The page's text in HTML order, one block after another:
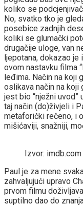
koliko se
No, svatko tko je
posebice zadnjih
koliki se glumački
drugačije uloge, van
ljepotana, dokazao je
ovom nastavku filma
leđima. Način na koji
oslikava način na koji
jest bio “nježni
taj način (do)živjeli i
metaforički rečeno, i
mišićaviji, snažniji,
Izvor: imdb.com
Paul je za mene
zahvaljujući upravo
prvom filmu
suptilno dao do